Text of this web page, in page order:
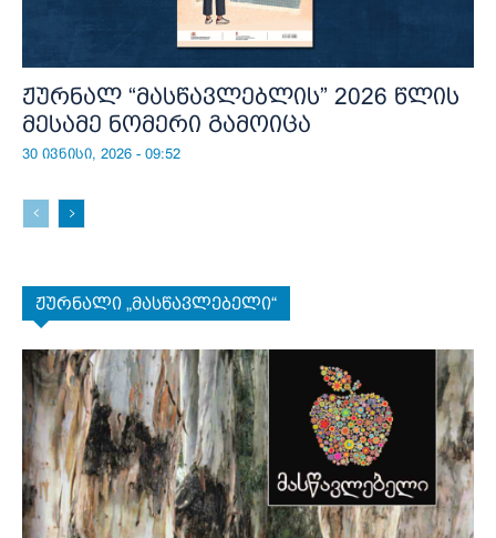
ჟურნალ “მასწავლებლის” 2026 წლის
მესამე ნომერი გამოიცა
30 ივნისი, 2026 - 09:52
ჟურნალი „მასწავლებელი“